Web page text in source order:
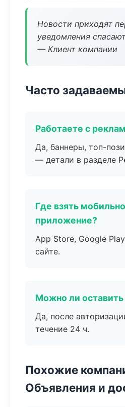
Новости приходят
уведомления
— Клиент компании
Часто
Работаете с
Да, баннеры, топ-
— детали в разделе
Где взять
приложение?
App Store, Google
сайте.
Можно ли оставить
Да, после
течение 24 ч.
Похожие
Объявления и